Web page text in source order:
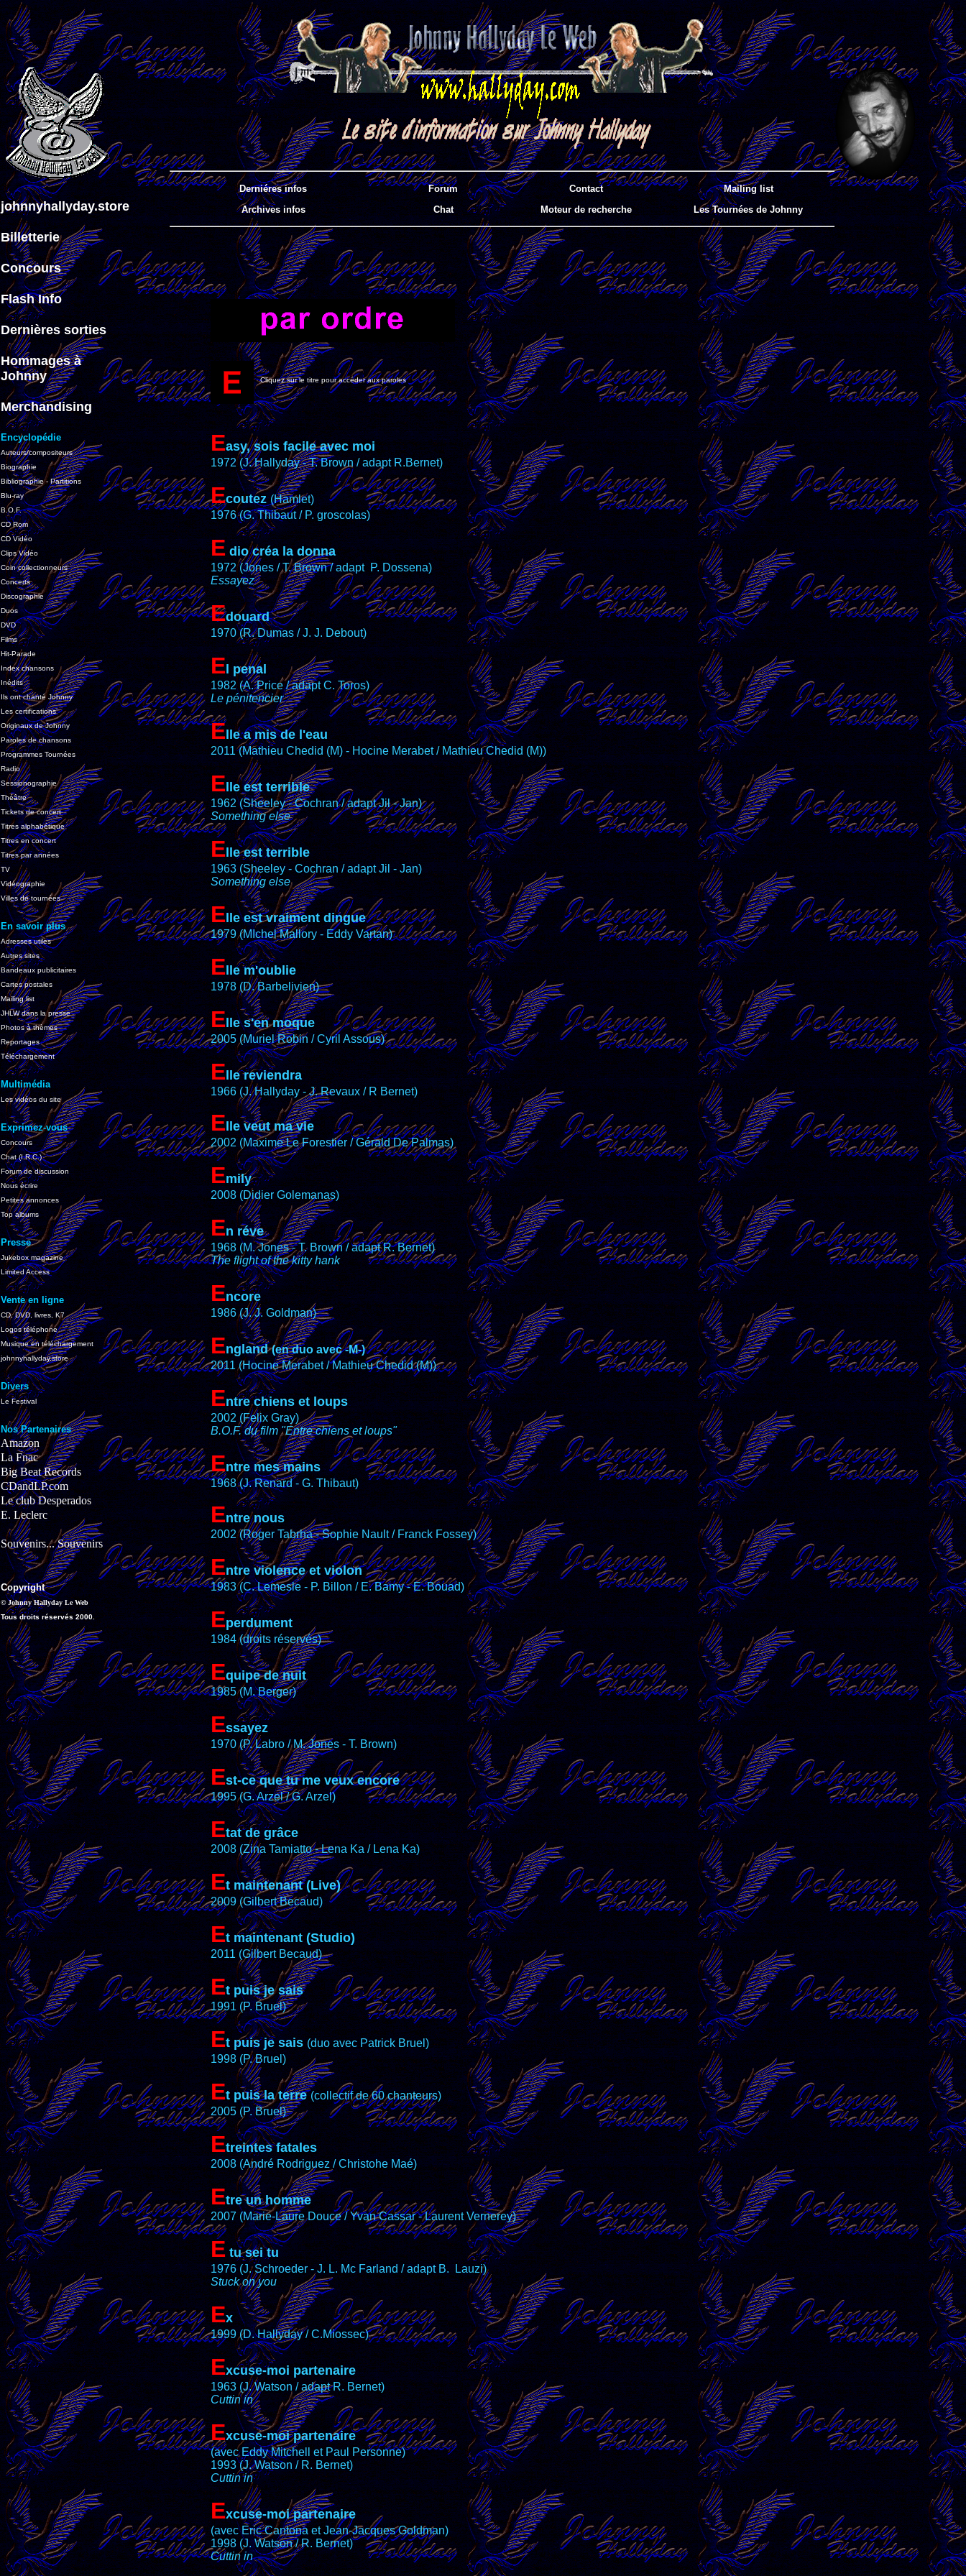
Derniéres infos Forum Contact
Mailing list
Archives infos
Chat Moteur de recherche Les Tournées de Johnny
johnnyhallyday.store
Billetterie
Concours
Flash Info
Dernières sorties
Hommages à
Johnny
Merchandising
Encyclopédie
Auteurs/compositeurs
Biographie
Bibliographie - Partitions
Blu-ray
B.O.F.
CD Rom
CD Vidéo
Clips Vidéo
Coin collectionneurs
Concerts
Discographie
Duos
DVD
Films
Hit-Parade
Index chansons
Inédits
Ils ont chanté Johnny
Les certifications
Originaux de Johnny
Paroles de chansons
Programmes Tournées
Radio
Sessionographie
Théâtre
Tickets de concert
Titres alphabétique
Titres en concert
Titres par années
TV
Vidéographie
Villes de tournées
En savoir plus
Adresses utiles
Autres sites
Bandeaux publicitaires
Cartes postales
Mailing list
JHLW dans la presse
Photos à thèmes
Reportages
Téléchargement
Multimédia
Les vidéos du site
Exprimez-vous
Concours
Chat (I.R.C.)
Forum de discussion
Nous écrire
Petites annonces
Top albums
Presse
Jukebox magazine
Limited Access
Vente en ligne
CD, DVD, livres, K7
Logos téléphone
Musique en téléchargement
johnnyhallyday.store
Divers
Le Festival
Nos Partenaires
Amazon
La Fnac
Big Beat Records
CDandLP.com
Le club Desperados
E. Leclerc
Souvenirs... Souvenirs
Copyright
© Johnny Hallyday Le Web
Tous droits réservés 2000.
Cliquez sur le titre pour accéder aux paroles
Easy, sois facile avec moi
1972 (J. Hallyday - T. Brown / adapt R.Bernet)
Ecoutez(Hamlet)
1976 (G. Thibaut / P. groscolas)
Edio créa la donna
1972 (Jones / T. Brown / adapt P. Dossena)
Essayez
Edouard
1970 (R. Dumas / J. J. Debout)
El penal
1982 (A. Price / adapt C. Toros)
Le pénitencier
E lle a mis de l'eau
2011 (Mathieu Chedid (M) - Hocine Merabet / Mathieu Chedid (M))
E lle est terrible
1962 (Sheeley - Cochran / adapt Jil - Jan)
Something else
E lle est terrible
1963 (Sheeley - Cochran / adapt Jil - Jan)
Something else
Elle est vraiment dingue
1979 (MIchel Mallory - Eddy Vartan)
E lle m'oublie
1978 (D. Barbelivien)
Elle s'en moque
2005 (Muriel Robin / Cyril Assous)
E lle reviendra
1966 (J. Hallyday - J. Revaux / R Bernet)
Elle veut ma vie
2002 (Maxime Le Forestier / Gérald De Palmas)
Emily
2008 (Didier Golemanas)
En réve
1968 (M. Jones - T. Brown / adapt R. Bernet)
The flight of the kitty hank
Encore
1986 (J. J. Goldman)
England(en duo avec -M-)
2011 (Hocine Merabet / Mathieu Chedid (M))
Entre chiens et loups
2002 (Felix Gray)
B.O.F. du film "Entre chiens et loups"
Entre mes mains
1968 (J. Renard - G. Thibaut)
Entre nous
2002 (Roger Tabrha - Sophie Nault / Franck Fossey)
Entre violence et violon
1983 (C. Lemesle - P. Billon / E. Bamy - E. Bouad)
Eperdument
1984 (droits réservés)
Equipe de nuit
1985 (M. Berger)
Essayez
1970 (P. Labro / M. Jones - T. Brown)
Est-ce que tu me veux encore
1995 (G. Arzel / G. Arzel)
Etat de grâce
2008 (Zina Tamiatto - Lena Ka / Lena Ka)
Et maintenant (Live)
2009 (Gilbert Becaud)
Et maintenant (Studio)
2011 (Gilbert Becaud)
Et puis je sais
1991 (P. Bruel)
Et puis je sais(duo avec Patrick Bruel)
1998 (P. Bruel)
Et puis la terre(collectif de 60 chanteurs)
2005 (P. Bruel)
Etreintes fatales
2008 (André Rodriguez / Christohe Maé)
Etre un homme
2007 (Marie-Laure Douce / Yvan Cassar - Laurent Vernerey)
E tu sei tu
1976 (J. Schroeder - J. L. Mc Farland / adapt B. Lauzi)
Stuck on you
Ex
1999 (D. Hallyday / C.Miossec)
Excuse-moi partenaire
1963 (J. Watson / adapt R. Bernet)
Cuttin in
Excuse-moi partenaire
(avec Eddy Mitchell et Paul Personne)
1993 (J. Watson / R. Bernet)
Cuttin in
Excuse-moi partenaire
(avec Eric Cantona et Jean-Jacques Goldman)
1998 (J. Watson / R. Bernet)
Cuttin in